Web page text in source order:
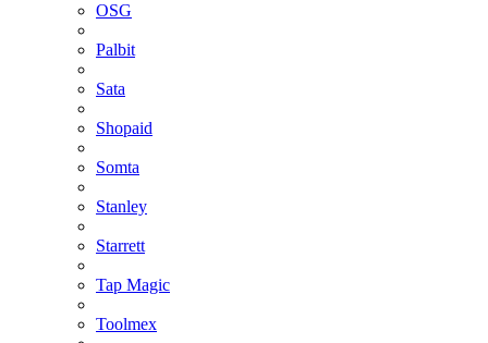
OSG
Palbit
Sata
Shopaid
Somta
Stanley
Starrett
Tap Magic
Toolmex